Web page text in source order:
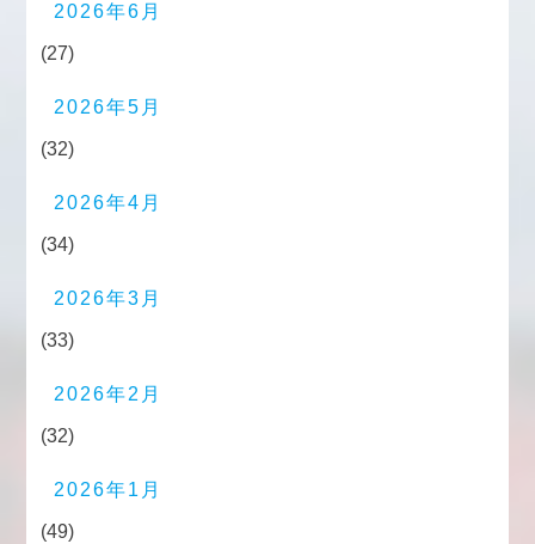
2026年6月
(27)
2026年5月
(32)
2026年4月
(34)
2026年3月
(33)
2026年2月
(32)
2026年1月
(49)